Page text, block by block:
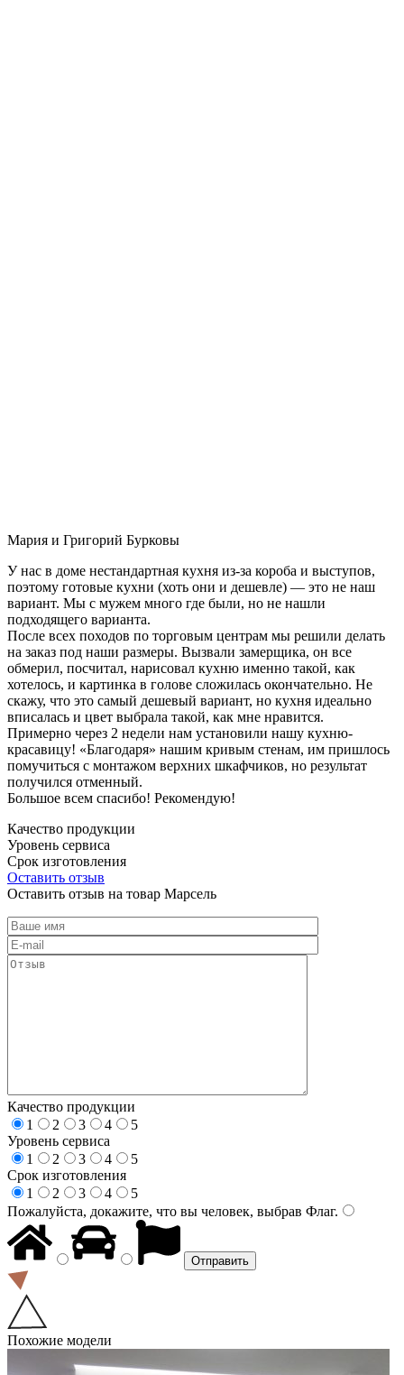
Мария и Григорий Бурковы
У нас в доме нестандартная кухня из-за короба и выступов,
поэтому готовые кухни (хоть они и дешевле) — это не наш
вариант. Мы с мужем много где были, но не нашли
подходящего варианта.
После всех походов по торговым центрам мы решили делать
на заказ под наши размеры. Вызвали замерщика, он все
обмерил, посчитал, нарисовал кухню именно такой, как
хотелось, и картинка в голове сложилась окончательно. Не
скажу, что это самый дешевый вариант, но кухня идеально
вписалась и цвет выбрала такой, как мне нравится.
Примерно через 2 недели нам установили нашу кухню-
красавицу! «Благодаря» нашим кривым стенам, им пришлось
помучиться с монтажом верхних шкафчиков, но результат
получился отменный.
Большое всем спасибо! Рекомендую!
Качество продукции
Уровень сервиса
Срок изготовления
Оставить отзыв
Оставить отзыв на товар Марсель
Качество продукции
1
2 3 4
5
Уровень сервиса
1
2 3 4
5
Срок изготовления
1
2 3 4
5
Пожалуйста, докажите, что вы человек, выбрав Флаг.
Похожие модели